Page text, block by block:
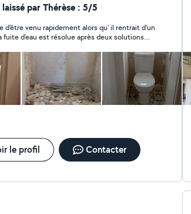
paroi de douche, la pose également de
suspendus, ainsi que les installations
je réalise également différents
la maison notamment la pose de parquet
contacter. À bientôt
par Thérèse : 5/5
d'être venu rapidement alors qu' il rentrait d'un
fuite d'eau est résolue après deux solutions
le profil Contacter